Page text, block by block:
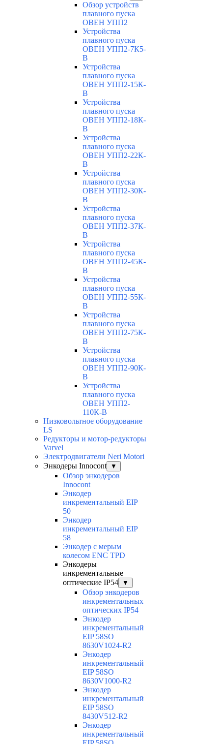
Обзор устройств
плавного пуска
ОВЕН УПП2
Устройства
плавного пуска
ОВЕН УПП2-7К5-
В
Устройства
плавного пуска
ОВЕН УПП2-15К-
В
Устройства
плавного пуска
ОВЕН УПП2-18К-
В
Устройства
плавного пуска
ОВЕН УПП2-22К-
В
Устройства
плавного пуска
ОВЕН УПП2-30К-
В
Устройства
плавного пуска
ОВЕН УПП2-37К-
В
Устройства
плавного пуска
ОВЕН УПП2-45К-
В
Устройства
плавного пуска
ОВЕН УПП2-55К-
В
Устройства
плавного пуска
ОВЕН УПП2-75К-
В
Устройства
плавного пуска
ОВЕН УПП2-90К-
В
Устройства
плавного пуска
ОВЕН УПП2-
110К-В
Низковольтное оборудование
LS
Редукторы и мотор-редукторы
Varvel
Электродвигатели Neri Motori
Энкодеры Innocont
▼
Обзор энкодеров
Innocont
Энкодер
инкрементальный EIP
50
Энкодер
инкрементальный EIP
58
Энкодер с мерым
колесом ENC TPD
Энкодеры
инкрементальные
оптические IP54
▼
Обзор энкодеров
инкрементальных
оптических IP54
Энкодер
инкрементальный
EIP 58SO
8630V1024-R2
Энкодер
инкрементальный
EIP 58SO
8630V1000-R2
Энкодер
инкрементальный
EIP 58SO
8430V512-R2
Энкодер
инкрементальный